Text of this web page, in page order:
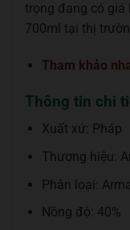
trọng đang có giá
700ml tại thị
Tham khảo
Thông tin chi
Xuất xứ: Pháp
Thương hiệu:
Phân loại:
Nồng độ: 40%